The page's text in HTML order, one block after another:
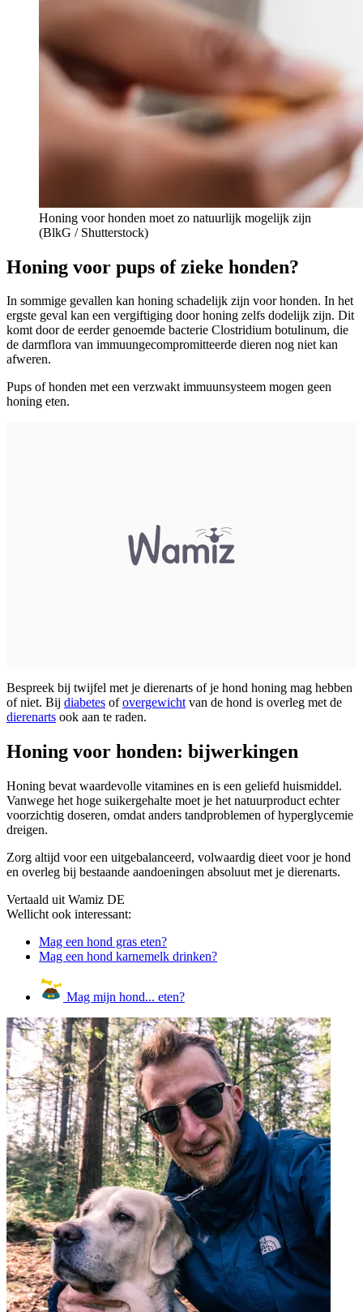
Honing voor honden moet zo natuurlijk mogelijk zijn
(BlkG / Shutterstock)
Honing voor pups of zieke honden?
In sommige gevallen kan honing schadelijk zijn voor honden. In het
ergste geval kan een vergiftiging door honing zelfs dodelijk zijn. Dit
komt door de eerder genoemde bacterie Clostridium botulinum, die
de darmflora van immuungecompromitteerde dieren nog niet kan
afweren.
Pups of honden met een verzwakt immuunsysteem mogen geen
honing eten.
Bespreek bij twijfel met je dierenarts of je hond honing mag hebben
of niet. Bij diabetes ofovergewichtvan de hond is overleg met de
dierenarts ook aan te raden.
Honing voor honden: bijwerkingen
Honing bevat waardevolle vitamines en is een geliefd huismiddel.
Vanwege het hoge suikergehalte moet je het natuurproduct echter
voorzichtig doseren, omdat anders tandproblemen of hyperglycemie
dreigen.
Zorg altijd voor een uitgebalanceerd, volwaardig dieet voor je hond
en overleg bij bestaande aandoeningen absoluut met je dierenarts.
Vertaald uit Wamiz DE
Wellicht ook interessant:
Mag een hond gras eten?
Mag een hond karnemelk drinken?
Mag mijn hond... eten?